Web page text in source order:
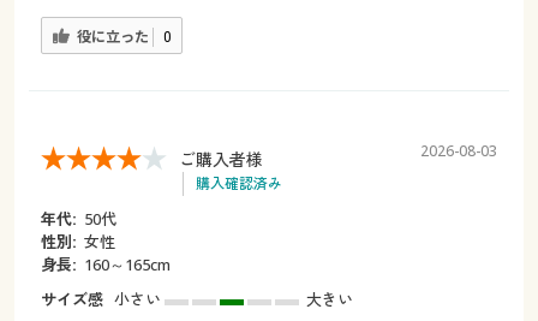
役に立った 0
ご購入者様
購入確認済み
2026-08-03
年代: 50代
性別: 女性
身長: 160～165cm
サイズ感 小さい
大きい